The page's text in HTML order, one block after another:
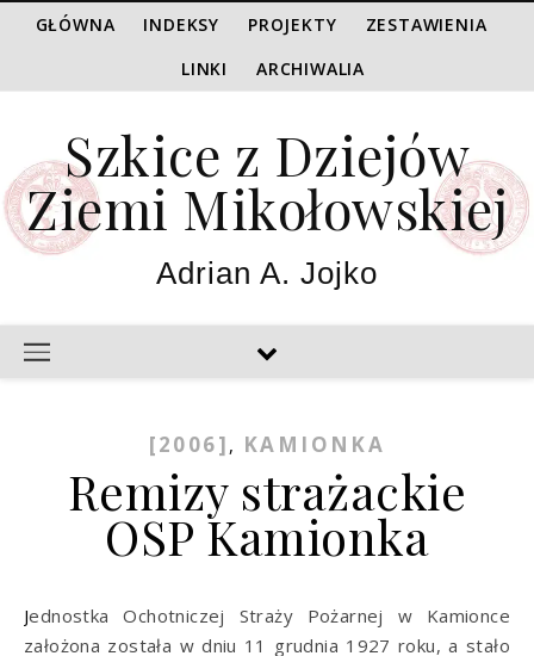
GŁÓWNA INDEKSY PROJEKTY
ZESTAWIENIA
LINKI
ARCHIWALIA
Szkice z Dziejów
Ziemi Mikołowskiej
Adrian A. Jojko
[2006] , KAMIONKA
Remizy strażackie
OSP Kamionka
Jednostka Ochotniczej Straży Pożarnej w Kamionce
założona została w dniu 11 grudnia 1927 roku, a stało